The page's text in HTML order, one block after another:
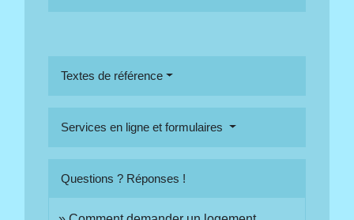
Textes de référence
Services en ligne et formulaires
Questions ? Réponses !